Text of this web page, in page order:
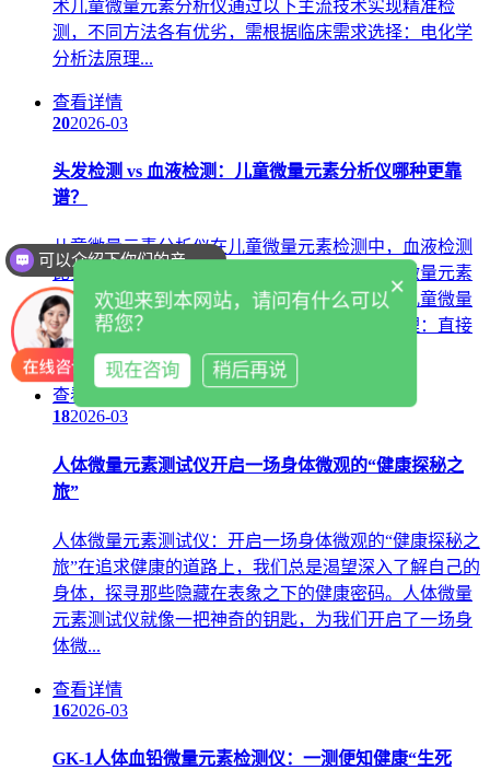
术儿童微量元素分析仪通过以下主流技术实现精准检
测，不同方法各有优劣，需根据临床需求选择：电化学
分析法原理...
查看详情
202026-03
头发检测 vs 血液检测：儿童微量元素分析仪哪种更靠
谱？
儿童微量元素分析仪在儿童微量元素检测中，血液检测
比头发检测更靠谱，因其能直接反映体内即时微量元素
水平，受外界干扰小，结果更准确可靠。一、儿童微量
元素分析仪检测原理与准确性对比血液检测原理：直接
检测血液...
查看详情
182026-03
人体微量元素测试仪开启一场身体微观的“健康探秘之
旅”
人体微量元素测试仪：开启一场身体微观的“健康探秘之
旅”在追求健康的道路上，我们总是渴望深入了解自己的
身体，探寻那些隐藏在表象之下的健康密码。人体微量
元素测试仪就像一把神奇的钥匙，为我们开启了一场身
体微...
查看详情
162026-03
GK-1人体血铅微量元素检测仪：一测便知健康“生死
可以介绍下你们的产品么
×
欢迎来到本网站，请问有什么可以
帮您？
现在咨询 稍后再说